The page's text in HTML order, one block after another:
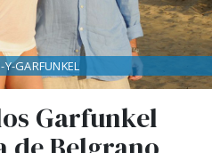
Garfunkel
Y-GARFUNKEL